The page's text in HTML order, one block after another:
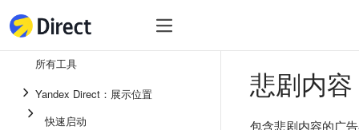
整合效果广告系列
所有工具
Yandex Direct：展示位置
快速启动
悲剧内容
包含悲剧内容的广